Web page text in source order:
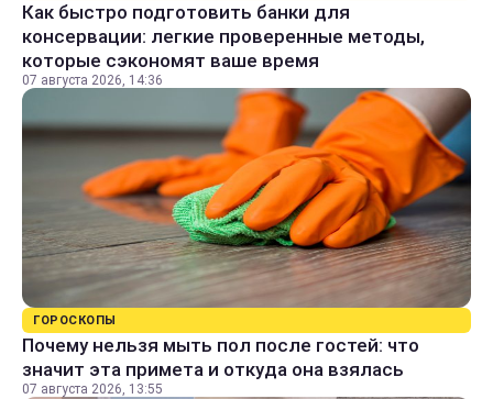
Как быстро подготовить банки для
консервации: легкие проверенные методы,
которые сэкономят ваше время
07 августа 2026, 14:36
ГОРОСКОПЫ
Почему нельзя мыть пол после гостей: что
значит эта примета и откуда она взялась
07 августа 2026, 13:55